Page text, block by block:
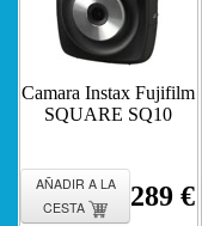
Camara Instax Fujifilm
SQUARE SQ10
AÑADIR A LA
CESTA
289 €